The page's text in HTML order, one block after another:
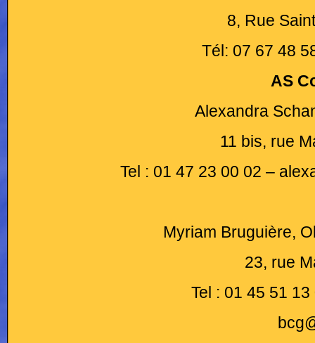
8, Rue
Tél: 07 67 48
AS
Alexandra
11 bis, rue
Tel : 01 47 23 00 02 –
Myriam Bruguière,
23, rue
Tel : 01 45 51